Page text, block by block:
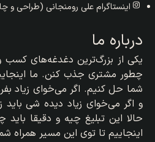
اینستاگرام علی رومنجانی (طراحی و
درباره ما
یکی از بزرگ‌ترین دغدغه‌های کسب و
چطور مشتری جذب کنن. ما
شما حل کنیم. اگر می‌خوای زیاد
و اگر می‌خوای زیاد دیده شی باید
حالا این تبلیغ چیه و دقیقا باید
اینجاییم تا توی این مسیر همراه